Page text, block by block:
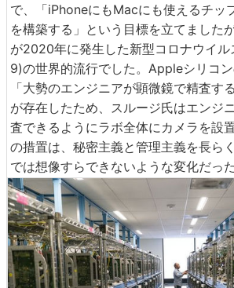
で、「iPhoneにもMacにも使えるチッ
を構築する」という目標を立てました
が2020年に発生した新型コロナウイル
9)の世界的流行でした。Appleシリコ
「大勢のエンジニアが顕微鏡で精査す
が存在したため、スルージ氏はエンジ
査できるようにラボ全体にカメラを設
の措置は、秘密主義と管理主義を長ら
では想像すらできないような変化だっ